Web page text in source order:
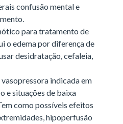
confusão mental e
para tratamento de
o edema por diferença de
desidratação, cefaleia,
indicada em
e situações de baixa
como possíveis efeitos
hipoperfusão